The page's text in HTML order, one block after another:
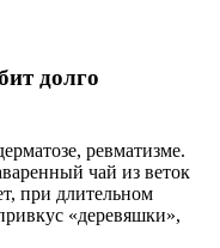
долго
ревматизме.
чай из веток
при длительном
«деревяшки»,